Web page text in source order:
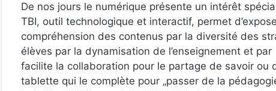
De nos jours le numérique présente un intérêt
TBI, outil technologique et interactif, permet
compréhension des contenus par la diversité des
élѐves par la dynamisation de l’enseignement et
facilite la collaboration pour le partage de savoir ou
tablette qui le complѐte pour „passer de la